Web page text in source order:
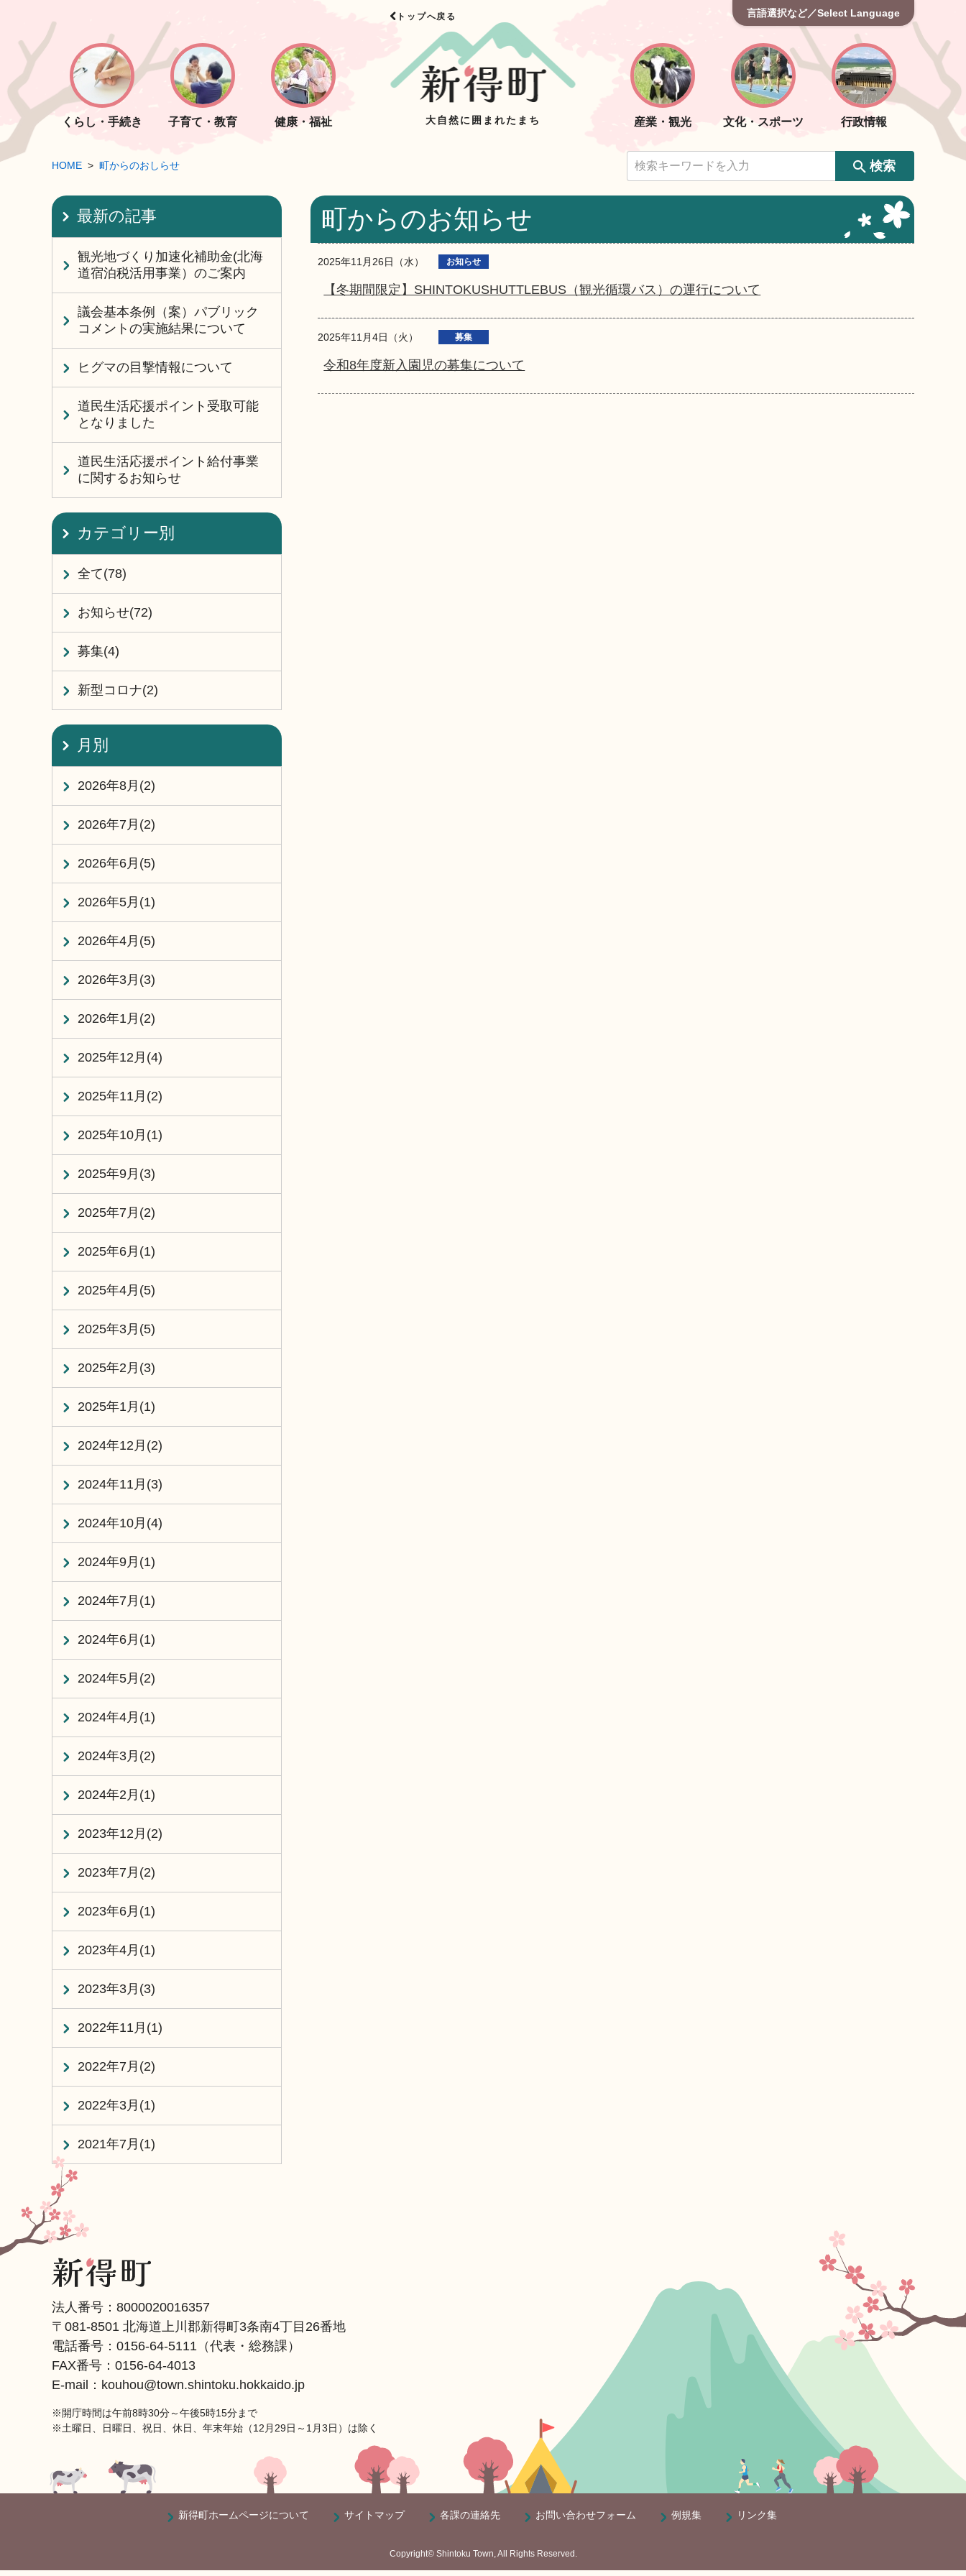
トップへ戻る
大自然に囲まれたまち
言語選択など／Select Language
くらし・手続き 子育て・教育 健康・福祉 産業・観光 文化・スポーツ 行政情報
HOME 町からのおしらせ 検索
町からのお知らせ
2025年11月26日（水） お知らせ
【冬期間限定】SHINTOKUSHUTTLEBUS（観光循環バス）の運行について
2025年11月4日（火） 募集
令和8年度新入園児の募集について
最新の記事
観光地づくり加速化補助金(北海
道宿泊税活用事業）のご案内
議会基本条例（案）パブリック
コメントの実施結果について
ヒグマの目撃情報について
道民生活応援ポイント受取可能
となりました
道民生活応援ポイント給付事業
に関するお知らせ
カテゴリー別
全て(78)
お知らせ(72)
募集(4)
新型コロナ(2)
月別
2026年8月(2)
2026年7月(2)
2026年6月(5)
2026年5月(1)
2026年4月(5)
2026年3月(3)
2026年1月(2)
2025年12月(4)
2025年11月(2)
2025年10月(1)
2025年9月(3)
2025年7月(2)
2025年6月(1)
2025年4月(5)
2025年3月(5)
2025年2月(3)
2025年1月(1)
2024年12月(2)
2024年11月(3)
2024年10月(4)
2024年9月(1)
2024年7月(1)
2024年6月(1)
2024年5月(2)
2024年4月(1)
2024年3月(2)
2024年2月(1)
2023年12月(2)
2023年7月(2)
2023年6月(1)
2023年4月(1)
2023年3月(3)
2022年11月(1)
2022年7月(2)
2022年3月(1)
2021年7月(1)
法人番号：8000020016357
〒081-8501 北海道上川郡新得町3条南4丁目26番地
電話番号： 0156-64-5111 （代表・総務課）
FAX番号：0156-64-4013
E-mail：kouhou@town.shintoku.hokkaido.jp
※開庁時間は午前8時30分～午後5時15分まで
※土曜日、日曜日、祝日、休日、年末年始（12月29日～1月3日）は除く
新得町ホームページについて サイトマップ 各課の連絡先 お問い合わせフォーム 例規集 リンク集
Copyright© Shintoku Town, All Rights Reserved.